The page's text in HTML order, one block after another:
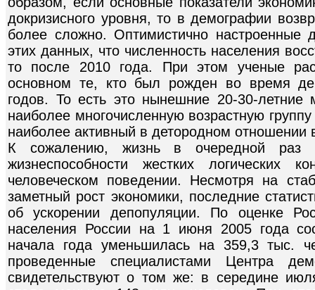
докризисного уровня, то в демографии
более сложно. Оптимистично настроенные
этих данных, что численность населения
то после 2010 года. При этом ученые
основном те, кто был рожден во время
годов. То есть это нынешние 20-30-
наиболее многочисленную возрастную
наиболее активный в детородном отношении
К сожалению, жизнь в очередной раз
жизнеспособности жестких логических
человеческом поведении. Несмотря на
заметный рост экономики, последние
об ускорении депопуляции. По оценке
населения России на 1 июня 2005 года
начала года уменьшилась на 359,3 тыс.
проведенные специалистами Центра
свидетельствуют о том же: в середине